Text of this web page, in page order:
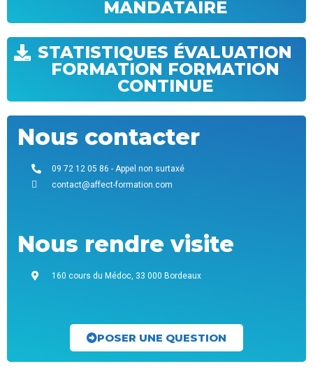
MANDATAIRE
STATISTIQUES ÉVALUATION
FORMATION FORMATION
CONTINUE
Nous contacter
09 72 12 05 86 - Appel non surtaxé
contact@affect-formation.com
Nous rendre visite
160 cours du Médoc, 33 000 Bordeaux
POSER UNE QUESTION